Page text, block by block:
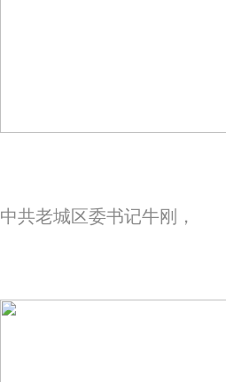
中共老城区委书记牛刚，